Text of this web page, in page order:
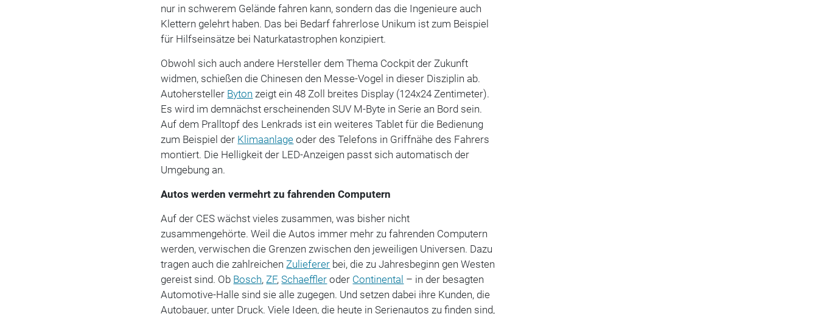
nur in schwerem Gelände fahren kann, sondern das die Ingenieure auch
Klettern gelehrt haben. Das bei Bedarf fahrerlose Unikum ist zum Beispiel
für Hilfseinsätze bei Naturkatastrophen konzipiert.
Obwohl sich auch andere Hersteller dem Thema Cockpit der Zukunft
widmen, schießen die Chinesen den Messe-Vogel in dieser Disziplin ab.
Autohersteller Byton zeigt ein 48 Zoll breites Display (124x24 Zentimeter).
Es wird im demnächst erscheinenden SUV M-Byte in Serie an Bord sein.
Auf dem Pralltopf des Lenkrads ist ein weiteres Tablet für die Bedienung
zum Beispiel der Klimaanlage oder des Telefons in Griffnähe des Fahrers
montiert. Die Helligkeit der LED-Anzeigen passt sich automatisch der
Umgebung an.
Autos werden vermehrt zu fahrenden Computern
Auf der CES wächst vieles zusammen, was bisher nicht
zusammengehörte. Weil die Autos immer mehr zu fahrenden Computern
werden, verwischen die Grenzen zwischen den jeweiligen Universen. Dazu
tragen auch die zahlreichenZulieferer bei, die zu Jahresbeginn gen Westen
gereist sind. Ob Bosch,ZF,Schaeffler oder Continental – in der besagten
Automotive-Halle sind sie alle zugegen. Und setzen dabei ihre Kunden, die
Autobauer, unter Druck. Viele Ideen, die heute in Serienautos zu finden sind,